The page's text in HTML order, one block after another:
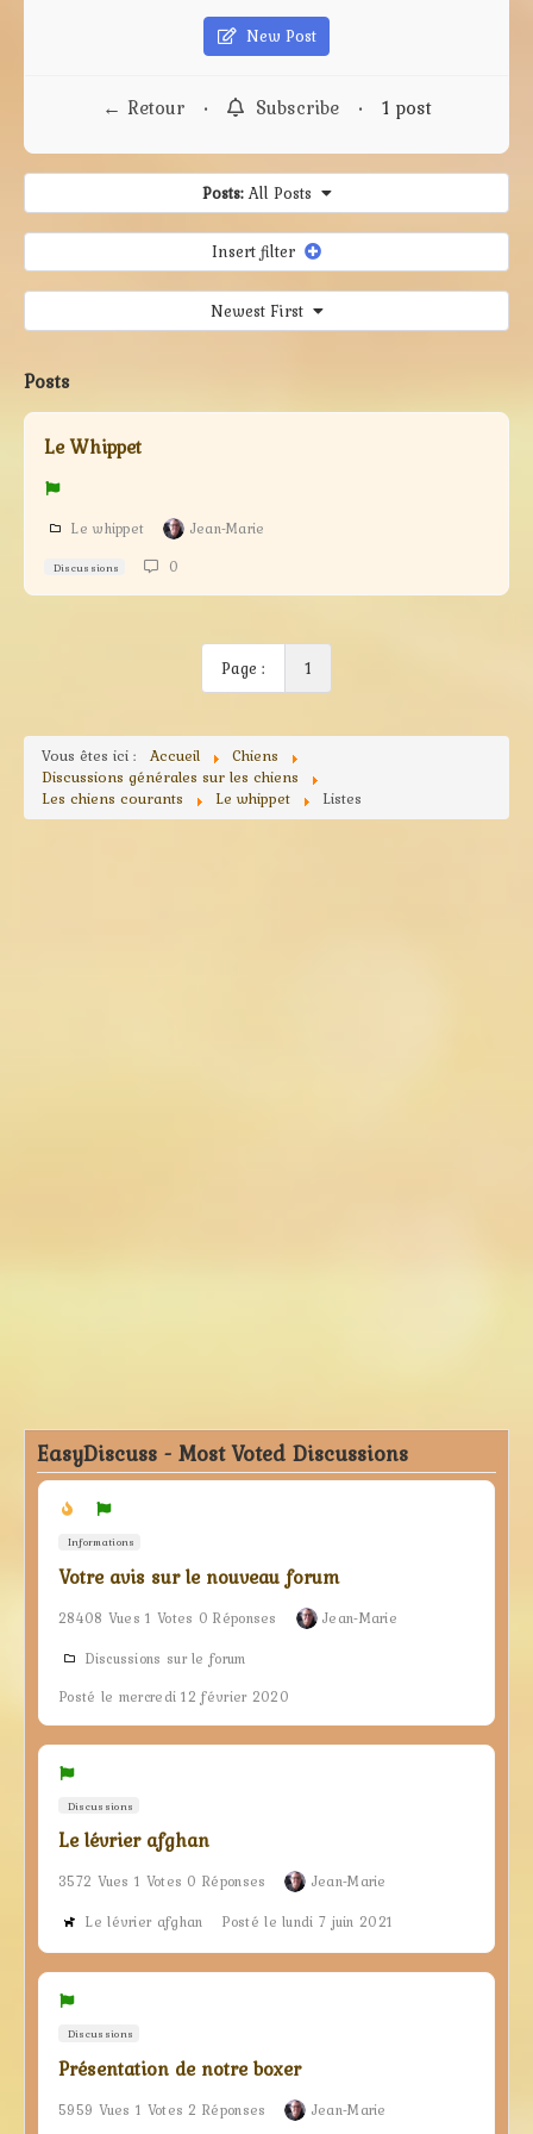
New Post
← Retour • Subscribe • 1 post
Posts: All Posts
Insert filter
Newest First
Posts
Le Whippet
Le whippet Jean-Marie
Discussions 0
Page : 1
Vous êtes ici : Accueil
Chiens
Discussions générales sur les chiens
Les chiens courants
Le whippet Listes
EasyDiscuss - Most Voted Discussions
Informations
Votre avis sur le nouveau forum
28408 Vues 1 Votes 0 Réponses
Jean-Marie
Discussions sur le forum
Posté le mercredi 12 février 2020
Discussions
Le lévrier afghan
3572 Vues 1 Votes 0 Réponses
Jean-Marie
Le lévrier afghan
Posté le lundi 7 juin 2021
Discussions
Présentation de notre boxer
5959 Vues 1 Votes 2 Réponses Jean-Marie